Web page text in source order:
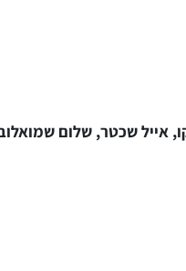
אייל שכטר, שלום